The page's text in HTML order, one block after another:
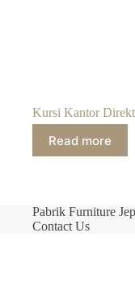
Kursi Kantor
Read more
Pabrik Furniture
Contact Us